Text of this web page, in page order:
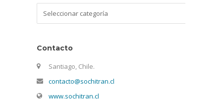
Contacto
Santiago, Chile.
contacto@sochitran.cl
www.sochitran.cl